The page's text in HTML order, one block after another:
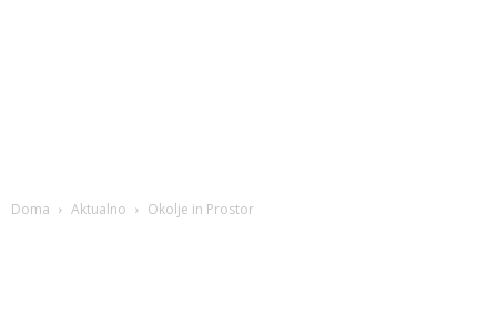
Doma Aktualno Okolje in Prostor